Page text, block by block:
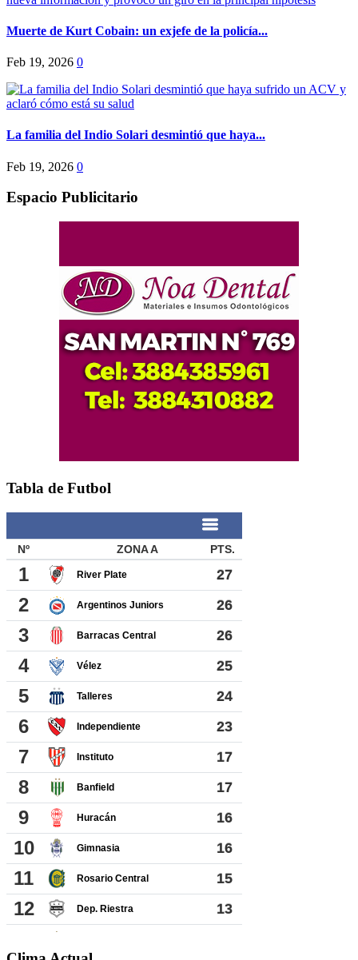
Muerte de Kurt Cobain: un exjefe de la policía...
Feb 19, 2026 0
La familia del Indio Solari desmintió que haya...
Feb 19, 2026 0
Espacio Publicitario
Tabla de Futbol